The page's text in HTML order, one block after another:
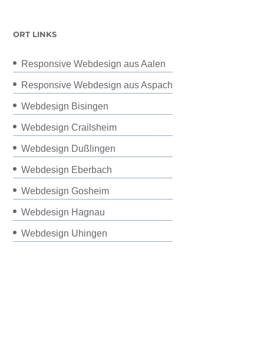
ORT LINKS
Responsive Webdesign aus Aalen
Responsive Webdesign aus Aspach
Webdesign Bisingen
Webdesign Crailsheim
Webdesign Dußlingen
Webdesign Eberbach
Webdesign Gosheim
Webdesign Hagnau
Webdesign Uhingen